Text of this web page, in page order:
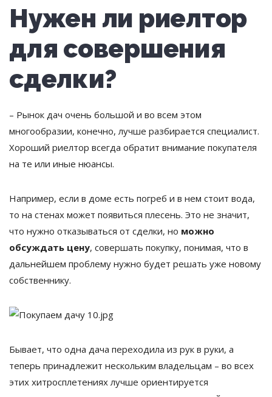
Нужен ли риелтор
для совершения
сделки?
– Рынок дач очень большой и во всем этом
многообразии, конечно, лучше разбирается специалист.
Хороший риелтор всегда обратит внимание покупателя
на те или иные нюансы.
Например, если в доме есть погреб и в нем стоит вода,
то на стенах может появиться плесень. Это не значит,
что нужно отказываться от сделки, но можно
обсуждать цену, совершать покупку, понимая, что в
дальнейшем проблему нужно будет решать уже новому
собственнику.
Бывает, что одна дача переходила из рук в руки, а
теперь принадлежит нескольким владельцам – во всех
этих хитросплетениях лучше ориентируется